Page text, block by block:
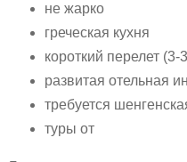
не жарко
греческая кухня
короткий перелет (3-
развитая отельная
требуется
туры от